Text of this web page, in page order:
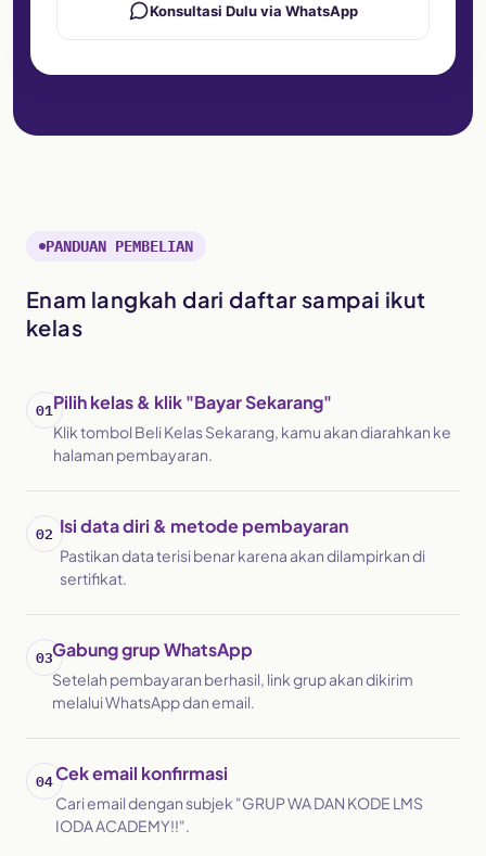
Konsultasi Dulu via WhatsApp
PANDUAN PEMBELIAN
Enam langkah dari daftar sampai ikut
kelas
Pilih kelas & klik "Bayar Sekarang"
Klik tombol Beli Kelas Sekarang, kamu akan diarahkan ke
halaman pembayaran.
Isi data diri & metode pembayaran
Pastikan data terisi benar karena akan dilampirkan di
sertifikat.
Gabung grup WhatsApp
Setelah pembayaran berhasil, link grup akan dikirim
melalui WhatsApp dan email.
Cek email konfirmasi
Cari email dengan subjek "GRUP WA DAN KODE LMS
IODA ACADEMY!!".